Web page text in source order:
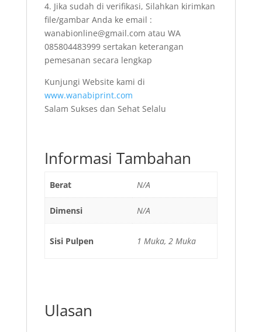
4. Jika sudah di verifikasi, Silahkan kirimkan
file/gambar Anda ke email :
wanabionline@gmail.com atau WA
085804483999 sertakan keterangan
pemesanan secara lengkap
Kunjungi Website kami di
www.wanabiprint.com
Salam Sukses dan Sehat Selalu
Informasi Tambahan
Berat N/A
Dimensi N/A
Sisi Pulpen 1 Muka, 2 Muka
Ulasan